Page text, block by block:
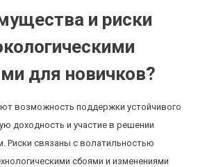
и риски
для новичков?
возможность поддержки устойчивого
доходность и участие в решении
Риски связаны с волатильностью
сбоями и изменениями